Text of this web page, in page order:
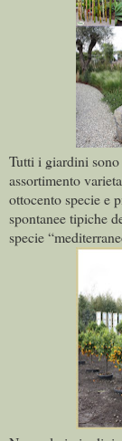
Tutti i giardini
assortimento
ottocento specie e
spontanee tipiche
specie